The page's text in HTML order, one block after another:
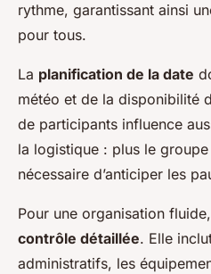
rythme, garantissant ainsi
pour tous.
La planification de la date
météo et de la disponibilité
de participants influence
la logistique : plus le
nécessaire d’anticiper les
Pour une organisation
contrôle détaillée. Elle
administratifs, les